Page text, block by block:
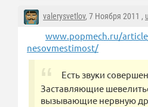
valerysvetlov, 7 Ноября 2011 ,
www.popmech.ru/
nesovmestimost/
Есть звуки
Заставляющие
вызывающие нервную